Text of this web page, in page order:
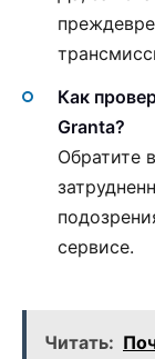
Как
Granta?
Обратите
сервисе.
Читать: